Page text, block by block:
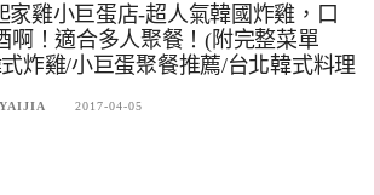
家雞小巨蛋店-超人氣韓國炸雞，口
啊！適合多人聚餐！(附完整菜單
炸雞/小巨蛋聚餐推薦/台北韓式料理
2017-04-05